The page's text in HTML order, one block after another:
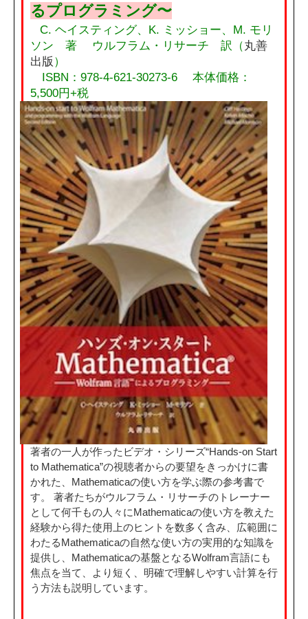
るプログラミング〜
C. ヘイスティング、K. ミッショー、M. モリ
ソン 著 ウルフラム・リサーチ 訳（丸善
出版 ）
ISBN：978-4-621-30273-6 本体価格：
5,500円+税
著者の一人が作ったビデオ・シリーズ“Hands-on Start
to Mathematica”の視聴者からの要望をきっかけに書
かれた、Mathematicaの使い方を学ぶ際の参考書で
す。 著者たちがウルフラム・リサーチのトレーナー
として何千もの人々にMathematicaの使い方を教えた
経験から得た使用上のヒントを数多く含み、広範囲に
わたるMathematicaの自然な使い方の実用的な知識を
提供し、Mathematicaの基盤となるWolfram言語にも
焦点を当て、より短く、明確で理解しやすい計算を行
う方法も説明しています。